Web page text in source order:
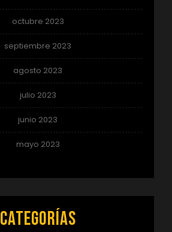
octubre 2023
septiembre 2023
agosto 2023
julio 2023
junio 2023
mayo 2023
Categorías